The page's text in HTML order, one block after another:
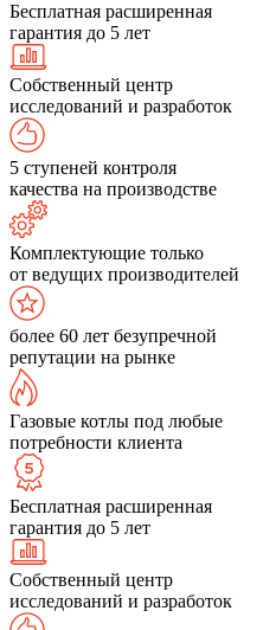
Бесплатная расширенная
гарантия до 5 лет
Собственный центр
исследований и разработок
5 ступеней контроля
качества на производстве
Комплектующие только
от ведущих производителей
более 60 лет безупречной
репутации на рынке
Газовые котлы под любые
потребности клиента
Бесплатная расширенная
гарантия до 5 лет
Собственный центр
исследований и разработок